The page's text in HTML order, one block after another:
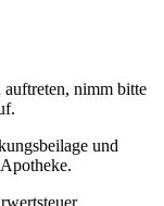
nimm bitte
und